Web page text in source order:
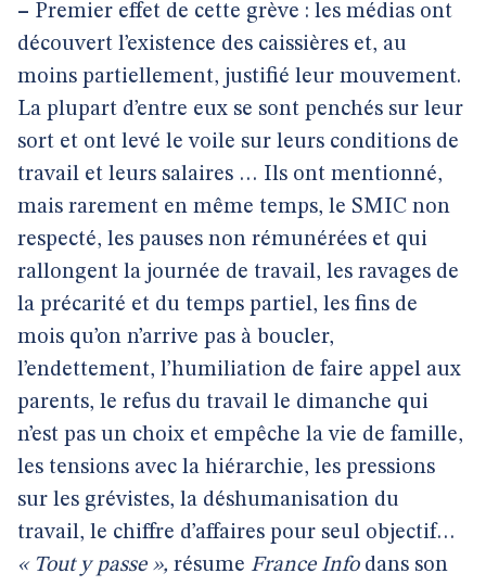
– Premier effet de cette grève : les médias ont
découvert l’existence des caissières et, au
moins partiellement, justifié leur mouvement.
La plupart d’entre eux se sont penchés sur leur
sort et ont levé le voile sur leurs conditions de
travail et leurs salaires … Ils ont mentionné,
mais rarement en même temps, le SMIC non
respecté, les pauses non rémunérées et qui
rallongent la journée de travail, les ravages de
la précarité et du temps partiel, les fins de
mois qu’on n’arrive pas à boucler,
l’endettement, l’humiliation de faire appel aux
parents, le refus du travail le dimanche qui
n’est pas un choix et empêche la vie de famille,
les tensions avec la hiérarchie, les pressions
sur les grévistes, la déshumanisation du
travail, le chiffre d’affaires pour seul objectif…
« Tout y passe », résume France Info dans son